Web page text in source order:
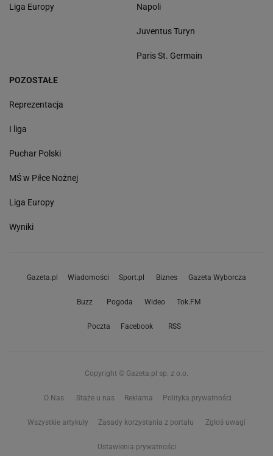
Liga Europy Napoli
Juventus Turyn
Paris St. Germain
POZOSTAŁE
Reprezentacja
I liga
Puchar Polski
MŚ w Piłce Nożnej
Liga Europy
Wyniki
Gazeta.pl Wiadomości Sport.pl Biznes Gazeta Wyborcza
Buzz Pogoda Wideo Tok.FM
Poczta Facebook RSS
Copyright © Gazeta.pl sp. z o.o.
O Nas Staże u nas Reklama Polityka prywatności
Wszystkie artykuły Zasady korzystania z portalu Zgłoś uwagi
Ustawienia prywatności